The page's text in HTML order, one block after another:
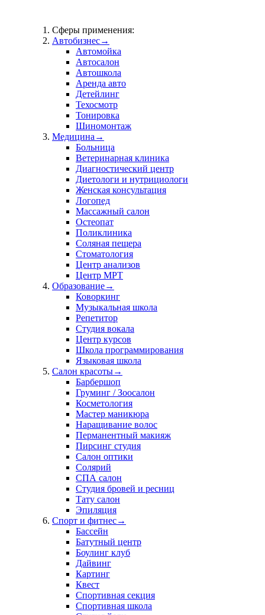
Сферы применения:
Автобизнес→
Автомойка
Автосалон
Автошкола
Аренда авто
Детейлинг
Техосмотр
Тонировка
Шиномонтаж
Медицина →
Больница
Ветеринарная клиника
Диагностический центр
Диетологи и нутрициологи
Женская консультация
Логопед
Массажный салон
Остеопат
Поликлиника
Соляная пещера
Стоматология
Центр анализов
Центр МРТ
Образование→
Коворкинг
Музыкальная школа
Репетитор
Студия вокала
Центр курсов
Школа программирования
Языковая школа
Салон красоты→
Барбершоп
Груминг / Зоосалон
Косметология
Мастер маникюра
Наращивание волос
Перманентный макияж
Пирсинг студия
Салон оптики
Солярий
СПА салон
Студия бровей и ресниц
Тату салон
Эпиляция
Спорт и фитнес→
Бассейн
Батутный центр
Боулинг клуб
Дайвинг
Картинг
Квест
Спортивная секция
Спортивная школа